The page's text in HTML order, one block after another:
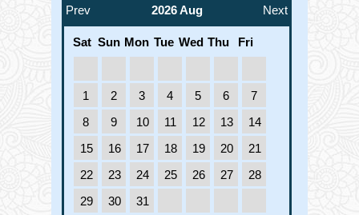
Prev 2026 Aug Next
Sat Sun Mon Tue Wed Thu Fri
1 2 3 4 5 6
7
8
9 10 11 12 13
14
15
16 17 18 19 20
21
22
23 24 25 26 27
28
29
30 31